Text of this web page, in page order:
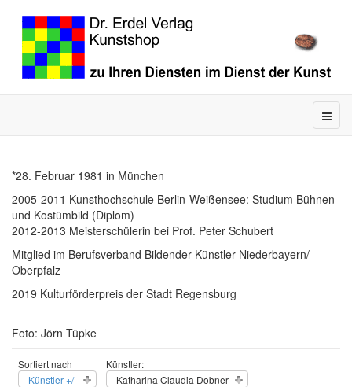
*28. Februar 1981 in München
2005-2011 Kunsthochschule Berlin-Weißensee: Studium Bühnen-
und Kostümbild (Diplom)
2012-2013 Meisterschülerin bei Prof. Peter Schubert
Mitglied im Berufsverband Bildender Künstler Niederbayern/
Oberpfalz
2019 Kulturförderpreis der Stadt Regensburg
--
Foto: Jörn Tüpke
Sortiert nach
Künstler +/-
Künstler:
Katharina Claudia Dobner